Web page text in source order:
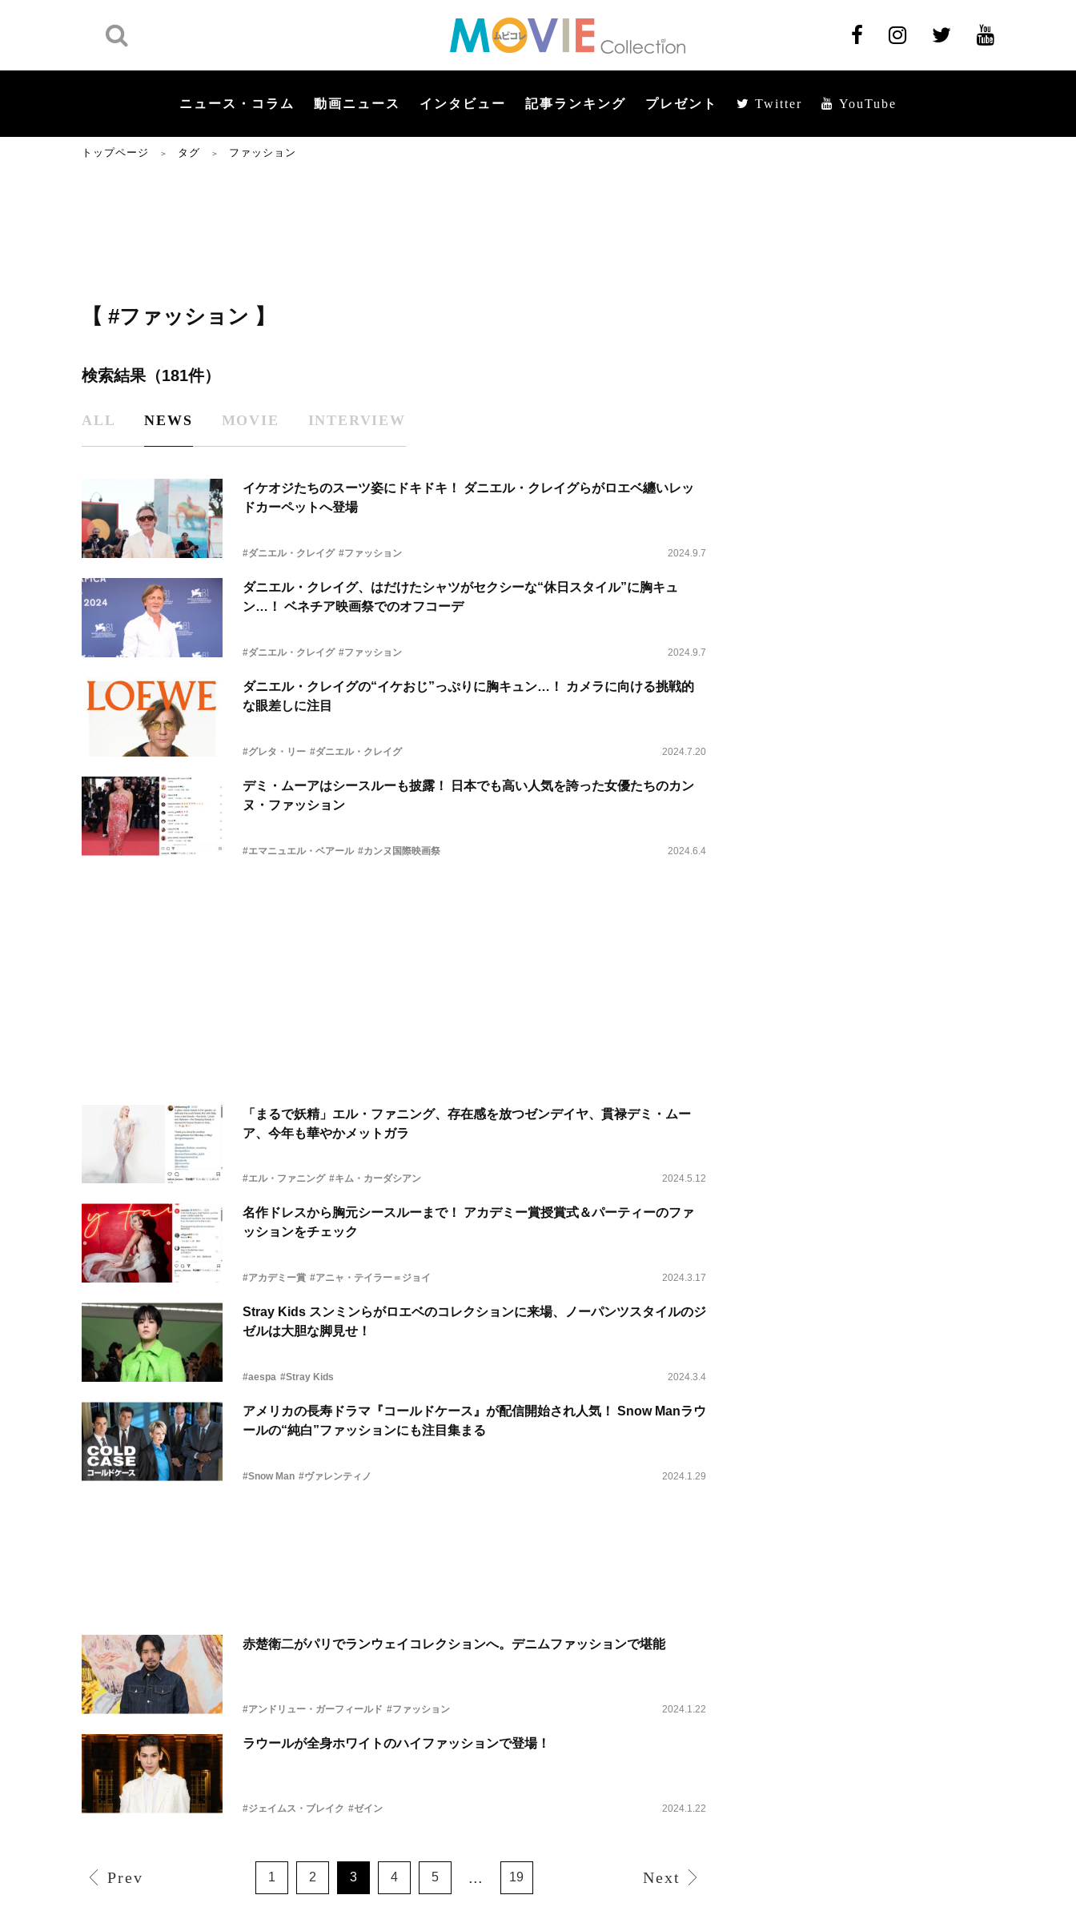
ニュース・コラム 動画ニュース インタビュー 記事ランキング プレゼント Twitter YouTube
トップページ ＞ タグ ＞ ファッション
【 #ファッション 】
検索結果（181件）
ALL NEWS MOVIE INTERVIEW
イケオジたちのスーツ姿にドキドキ！ ダニエル・クレイグらがロエベ纏いレッ
ドカーペットへ登場
#ダニエル・クレイグ #ファッション 2024.9.7
ダニエル・クレイグ、はだけたシャツがセクシーな“休日スタイル”に胸キュ
ン…！ ベネチア映画祭でのオフコーデ
#ダニエル・クレイグ #ファッション 2024.9.7
ダニエル・クレイグの“イケおじ”っぷりに胸キュン…！ カメラに向ける挑戦的
な眼差しに注目
#グレタ・リー #ダニエル・クレイグ 2024.7.20
デミ・ムーアはシースルーも披露！ 日本でも高い人気を誇った女優たちのカン
ヌ・ファッション
#エマニュエル・ベアール #カンヌ国際映画祭 2024.6.4
「まるで妖精」エル・ファニング、存在感を放つゼンデイヤ、貫禄デミ・ムー
ア、今年も華やかメットガラ
#エル・ファニング #キム・カーダシアン 2024.5.12
名作ドレスから胸元シースルーまで！ アカデミー賞授賞式＆パーティーのファ
ッションをチェック
#アカデミー賞 #アニャ・テイラー＝ジョイ 2024.3.17
Stray Kids スンミンらがロエベのコレクションに来場、ノーパンツスタイルのジ
ゼルは大胆な脚見せ！
#aespa #Stray Kids 2024.3.4
アメリカの長寿ドラマ『コールドケース』が配信開始され人気！ Snow Manラウ
ールの“純白”ファッションにも注目集まる
#Snow Man #ヴァレンティノ 2024.1.29
赤楚衛二がパリでランウェイコレクションへ。デニムファッションで堪能
#アンドリュー・ガーフィールド #ファッション 2024.1.22
ラウールが全身ホワイトのハイファッションで登場！
#ジェイムス・ブレイク #ゼイン 2024.1.22
Prev 1 2 3 4 5 ... 19 Next